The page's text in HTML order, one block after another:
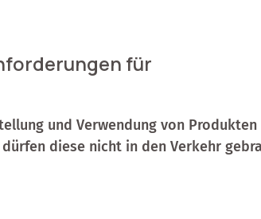
für
und Verwendung von Produkten
diese nicht in den Verkehr